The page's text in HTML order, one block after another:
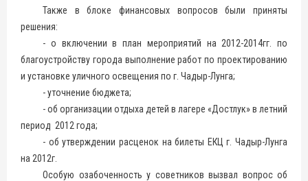
Также в блоке финансовых вопросов были приняты
решения:
- о включении в план мероприятий на 2012-2014гг. по
благоустройству города выполнение работ по проектированию
и установке уличного освещения по г. Чадыр-Лунга;
- уточнение бюджета;
- об организации отдыха детей в лагере «Достлук» в летний
период 2012 года;
- об утверждении расценок на билеты ЕКЦ г. Чадыр-Лунга
на 2012г.
Особую озабоченность у советников вызвал вопрос об